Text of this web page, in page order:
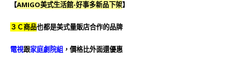
【AMIGO美式生活館-好事多新品下架】
３Ｃ商品也都是美式量販店合作的品牌
電視跟家庭劇院組 ，價格比外面還優惠